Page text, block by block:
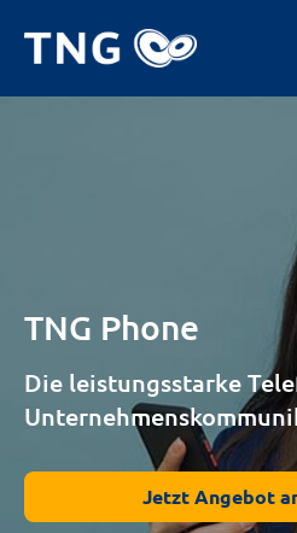
TNG Phone
Die leistungsstarke
Jetzt Angebot